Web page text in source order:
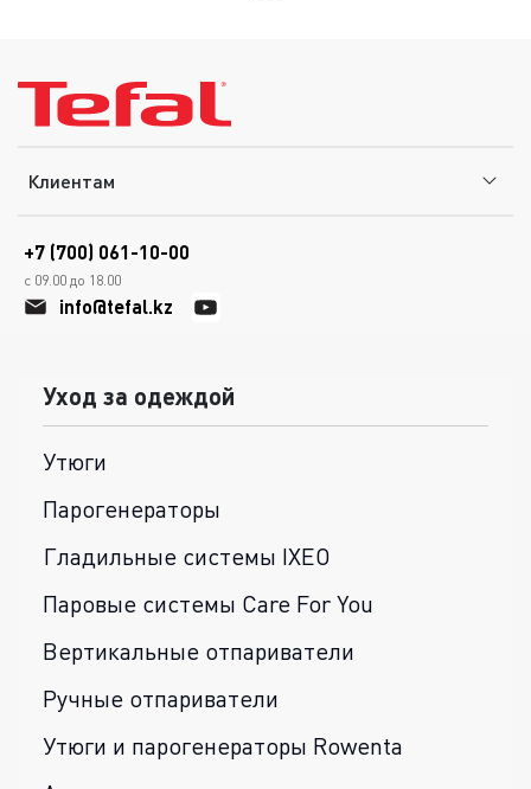
Клиентам
+7 (700) 061-10-00
с 09.00 до 18.00
info@tefal.kz
Уход за одеждой
Утюги
Парогенераторы
Гладильные системы IXEO
Паровые системы Care For You
Вертикальные отпариватели
Ручные отпариватели
Утюги и парогенераторы Rowenta